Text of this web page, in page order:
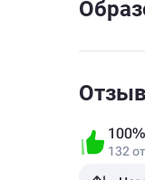
132